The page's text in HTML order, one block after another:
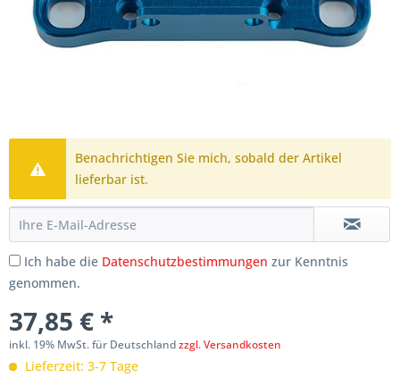
Benachrichtigen Sie mich, sobald der Artikel
lieferbar ist.
Ich habe die Datenschutzbestimmungen zur Kenntnis
genommen.
37,85 € *
inkl. 19% MwSt. für Deutschlandzzgl. Versandkosten
Lieferzeit: 3-7 Tage